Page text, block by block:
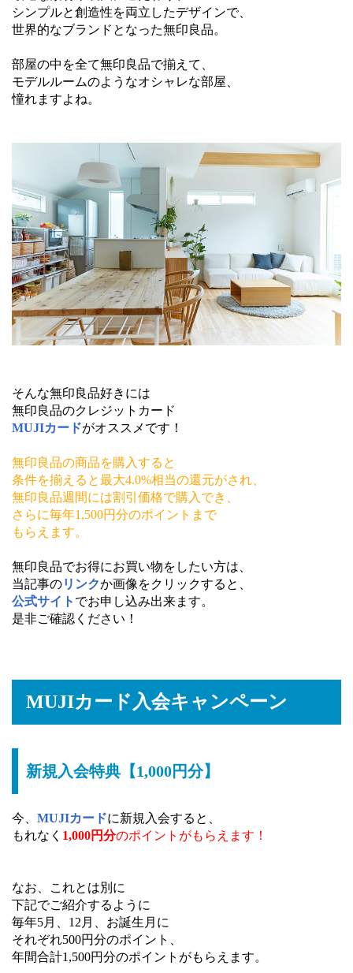
シンプルと創造性を両立したデザインで、
世界的なブランドとなった無印良品。
部屋の中を全て無印良品で揃えて、
モデルルームのようなオシャレな部屋、
憧れますよね。
そんな無印良品好きには
無印良品のクレジットカード
MUJIカードがオススメです！
無印良品の商品を購入すると
条件を揃えると最大4.0%相当の還元がされ、
無印良品週間には割引価格で購入でき、
さらに毎年1,500円分のポイントまで
もらえます。
無印良品でお得にお買い物をしたい方は、
当記事のリンクか画像をクリックすると、
公式サイト でお申し込み出来ます。
是非ご確認ください！
MUJIカード入会キャンペーン
新規入会特典【1,000円分】
今、 MUJIカードに新規入会すると、
もれなく 1,000円分のポイントがもらえます！
なお、これとは別に
下記でご紹介するように
毎年5月、12月、お誕生月に
それぞれ500円分のポイント、
年間合計1,500円分のポイントがもらえます。